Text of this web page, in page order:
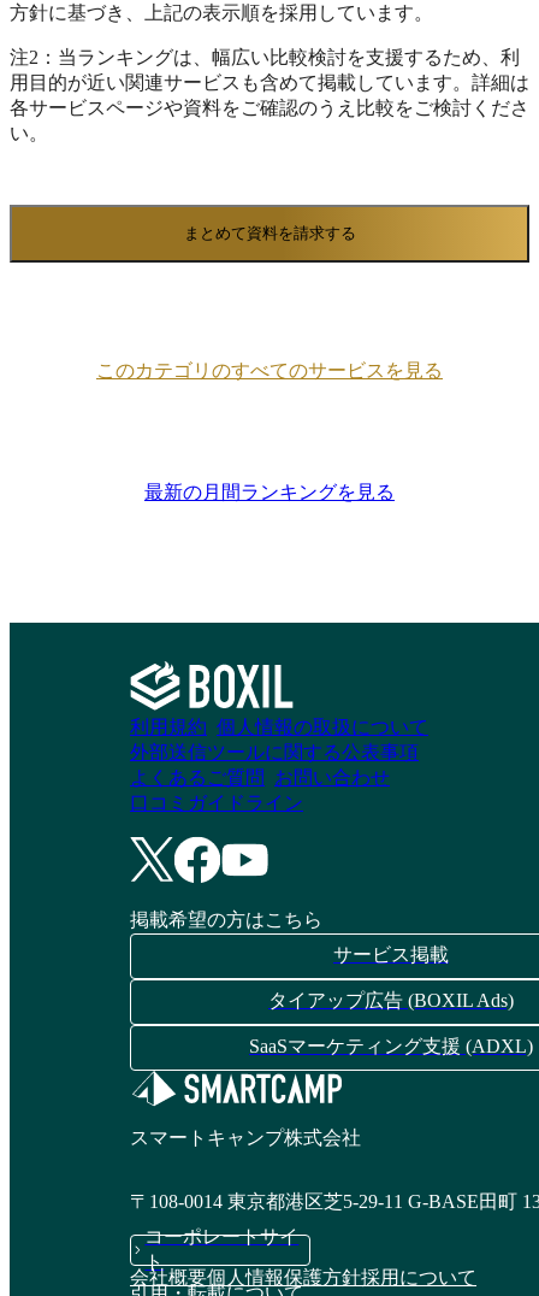
方針に基づき、上記の表示順を採用しています。
注2：当ランキングは、幅広い比較検討を支援するため、利
用目的が近い関連サービスも含めて掲載しています。詳細は
各サービスページや資料をご確認のうえ比較をご検討くださ
い。
まとめて資料を請求する
このカテゴリのすべてのサービスを見る
最新の月間ランキングを見る
利用規約 個人情報の取扱について
外部送信ツールに関する公表事項
よくあるご質問
お問い合わせ
口コミガイドライン
掲載希望の方はこちら
サービス掲載
タイアップ広告 (BOXIL Ads)
SaaSマーケティング支援 (ADXL)
スマートキャンプ株式会社
〒108-0014 東京都港区芝5-29-11 G-BASE田町
コーポレートサイ
ト
会社概要個人情報保護方針採用について